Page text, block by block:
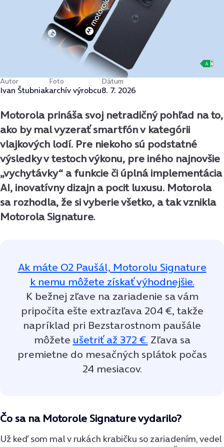
Autor
Ivan Štubniak
Foto
archív výrobcu
Dátum
8. 7. 2026
Motorola prináša svoj netradičný pohľad na to,
ako by mal vyzerať smartfón v kategórii
vlajkových lodí. Pre niekoho sú podstatné
výsledky v testoch výkonu, pre iného najnovšie
„vychytávky“ a funkcie či úplná implementácia
AI, inovatívny dizajn a pocit luxusu. Motorola
sa rozhodla, že si vyberie všetko, a tak vznikla
Motorola Signature.
Ak máte O2 Paušál, Motorolu Signature
k nemu môžete získať výhodnejšie.
K bežnej zľave na zariadenie sa vám
pripočíta ešte extrazľava 204 €, takže
napríklad pri Bezstarostnom paušále
môžete ušetriť až 372 €. Zľava sa
premietne do mesačných splátok počas
24 mesiacov.
Čo sa na Motorole Signature vydarilo?
Už keď som mal v rukách krabičku so zariadením, vedel